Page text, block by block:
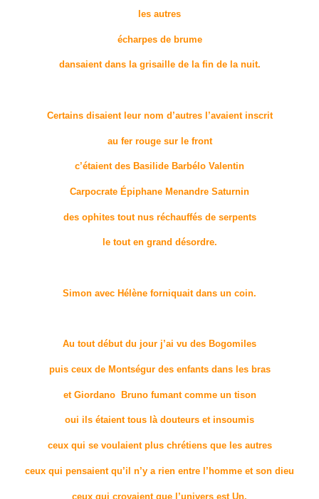
les autres
écharpes de brume
dansaient dans la grisaille de la fin de la nuit.
Certains disaient leur nom d’autres l’avaient inscrit
au fer rouge sur le front
c’étaient des Basilide Barbélo Valentin
Carpocrate Épiphane Menandre Saturnin
des ophites tout nus réchauffés de serpents
le tout en grand désordre.
Simon avec Hélène forniquait dans un coin.
Au tout début du jour j’ai vu des Bogomiles
puis ceux de Montségur des enfants dans les bras
et Giordano Bruno fumant comme un tison
oui ils étaient tous là douteurs et insoumis
ceux qui se voulaient plus chrétiens que les autres
ceux qui pensaient qu’il n’y a rien entre l’homme et son dieu
ceux qui croyaient que l’univers est Un.